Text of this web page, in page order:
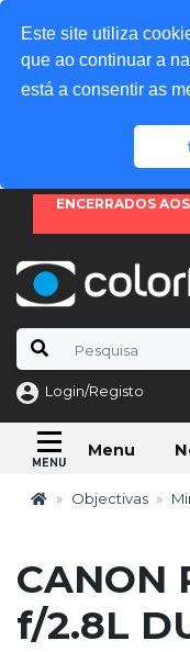
Este site utiliza
que ao continuar a
está a consentir as
ENCERRADOS
Login/Registo
Menu
Objectivas
CANON
f/2.8L